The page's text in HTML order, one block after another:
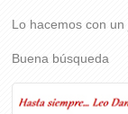
Lo hacemos con
Buena búsqueda